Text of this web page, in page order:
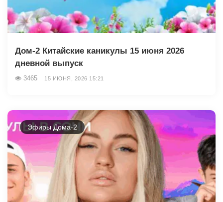
Дом-2 Китайские каникулы 15 июня 2026
дневной выпуск
3465 15 ИЮНЯ, 2026 15:21
Эфиры Дома-2